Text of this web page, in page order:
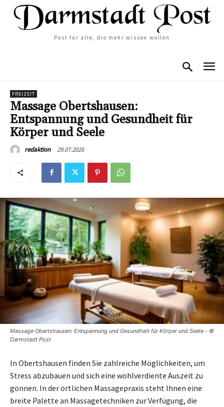
Post für alle, die mehr wissen wollen
FREIZEIT
Massage Obertshausen:
Entspannung und Gesundheit für
Körper und Seele
redaktion 29.07.2026
Massage Obertshausen: Entspannung und Gesundheit für Körper und Seele - ©
Darmstadt Post
In Obertshausen finden Sie zahlreiche Möglichkeiten, um
Stress abzubauen und sich eine wohlverdiente Auszeit zu
gönnen. In der örtlichen Massagepraxis steht Ihnen eine
breite Palette an Massagetechniken zur Verfügung, die